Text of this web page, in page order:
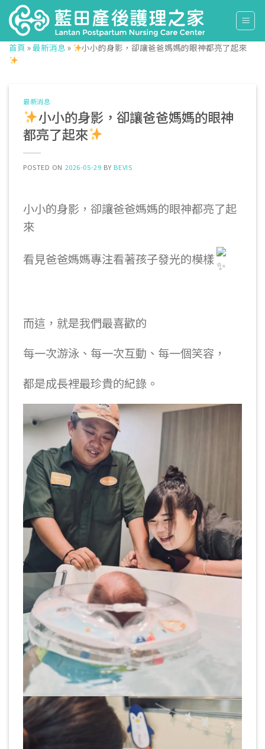
Skip
to
content
首頁 »最新消息 » 小小的身影，卻讓爸爸媽媽的眼神都亮了起來
最新消息
小小的身影，卻讓爸爸媽媽的眼神
都亮了起來
POSTED ON 2026-05-29 BY BEVIS
小小的身影， 卻讓爸爸媽媽的眼神都亮了起
來
看見爸爸媽媽專注看著孩子發光的模樣
而這，就是我們最喜歡的
每一次游泳、每一次互動、每一個笑容，
都是成長裡最珍貴的紀錄。